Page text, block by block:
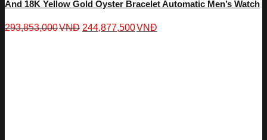
And 18K Yellow Gold Oyster Bracelet Automatic Men’s Watch
293,853,000VNĐ 244,877,500VNĐ